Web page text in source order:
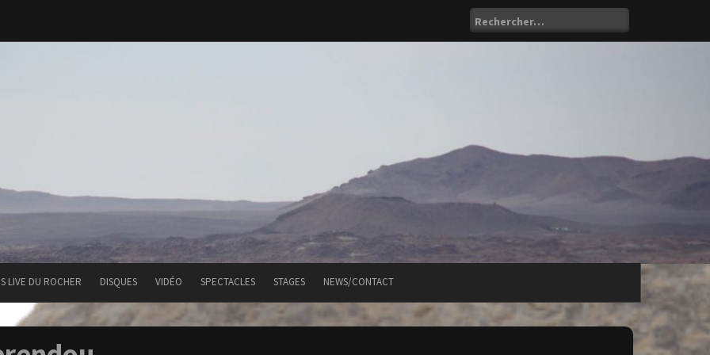
Rechercher :
LIVE DU ROCHER DISQUES VIDÉO SPECTACLES STAGES NEWS/CONTACT